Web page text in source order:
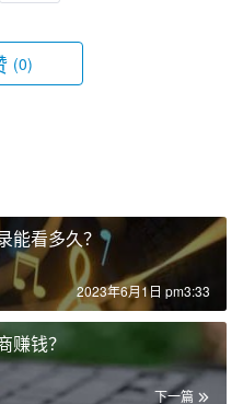
(0)
能看多久？
2023年6月1日 pm3:33
赚钱？
下一篇